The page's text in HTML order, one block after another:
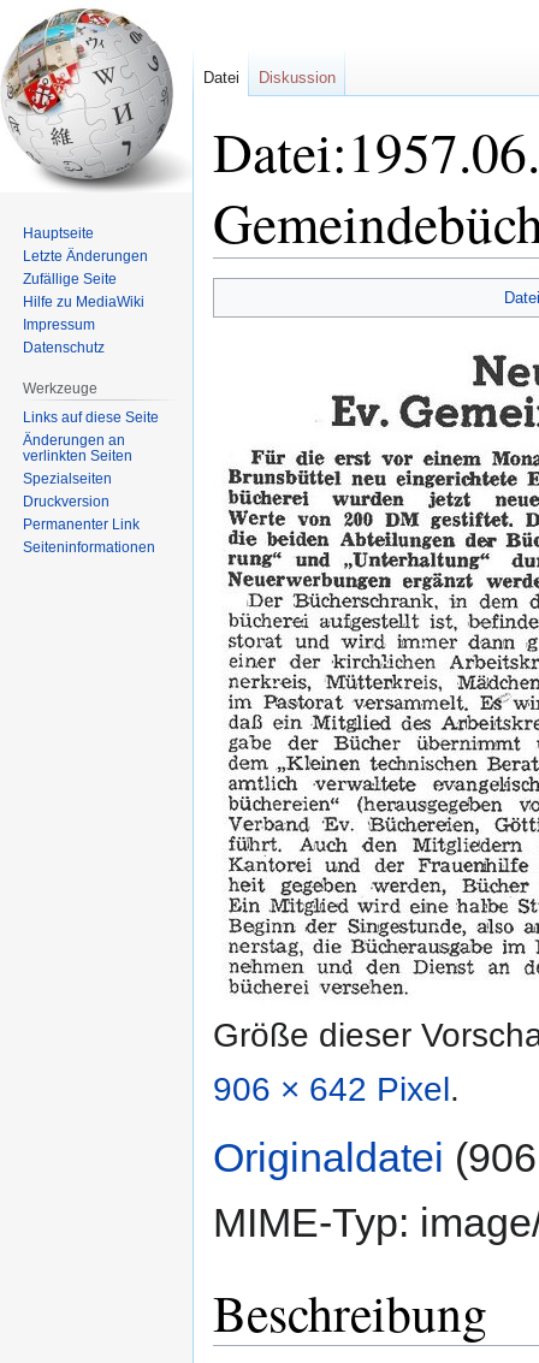
Navigation
Suche
Größe dieser
906 × 642 Pixel.
Originaldatei
MIME-Typ:
Beschreibung
Datei Diskussion
Hauptseite
Letzte Änderungen
Zufällige Seite
Hilfe zu MediaWiki
Impressum
Datenschutz
Werkzeuge
Links auf diese Seite
Änderungen an
verlinkten Seiten
Spezialseiten
Druckversion
Permanenter Link
Seiten­informationen